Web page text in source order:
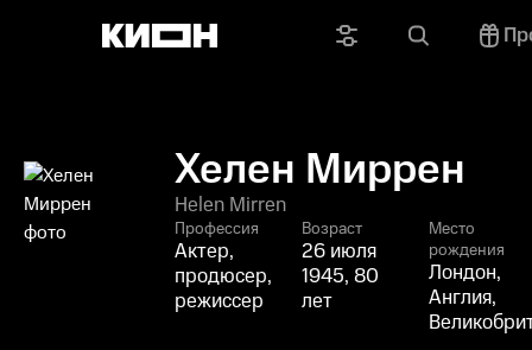
Хелен Миррен
Helen Mirren
Профессия
Актер,
продюсер,
режиссер
Возраст
26 июля
1945, 80
лет
Место
рождения
Лондон,
Англия,